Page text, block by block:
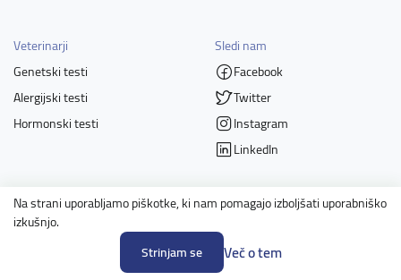
Na strani uporabljamo piškotke, ki nam pomagajo izboljšati uporabniško
izkušnjo.
Strinjam se
Več o tem
Veterinarji
Genetski testi
Alergijski testi
Hormonski testi
Sledi nam
Facebook
Twitter
Instagram
LinkedIn
Člani